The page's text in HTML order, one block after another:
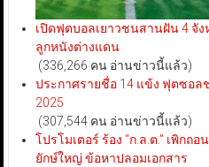
เปิดฟุตบอลเยาวชนสานฝัน 4 จั
ลูกหนังต่างแดน
(336,266 คน อ่านข่าวนี้แล้ว)
ประกาศรายชื่อ 14 แข้ง ฟุตซอ
2025
(307,544 คน อ่านข่าวนี้แล้ว)
โปรโมเตอร์ ร้อง “ก.ล.ต.” เพิก
ยักษ์ใหญ่ ข้อหาปลอมเอกสาร